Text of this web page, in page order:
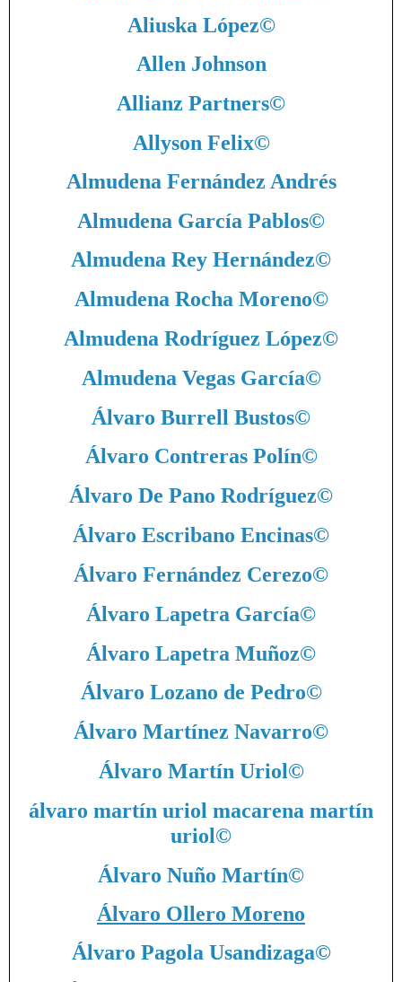
Aliuska López©
Allen Johnson
Allianz Partners©
Allyson Felix©
Almudena Fernández Andrés
Almudena García Pablos©
Almudena Rey Hernández©
Almudena Rocha Moreno©
Almudena Rodríguez López©
Almudena Vegas García©
Álvaro Burrell Bustos©
Álvaro Contreras Polín©
Álvaro De Pano Rodríguez©
Álvaro Escribano Encinas©
Álvaro Fernández Cerezo©
Álvaro Lapetra García©
Álvaro Lapetra Muñoz©
Álvaro Lozano de Pedro©
Álvaro Martínez Navarro©
Álvaro Martín Uriol©
álvaro martín uriol macarena martín
uriol©
Álvaro Nuño Martín©
Álvaro Ollero Moreno
Álvaro Pagola Usandizaga©